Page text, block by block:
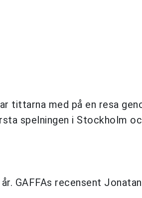
tittarna med på en resa
spelningen i Stockholm
GAFFAs recensent Jonatan